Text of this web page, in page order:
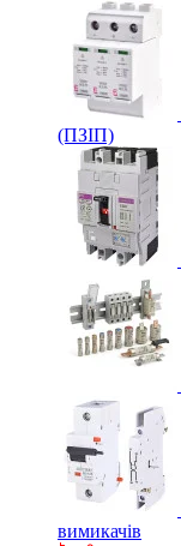
(ПЗІП)
вимикачів